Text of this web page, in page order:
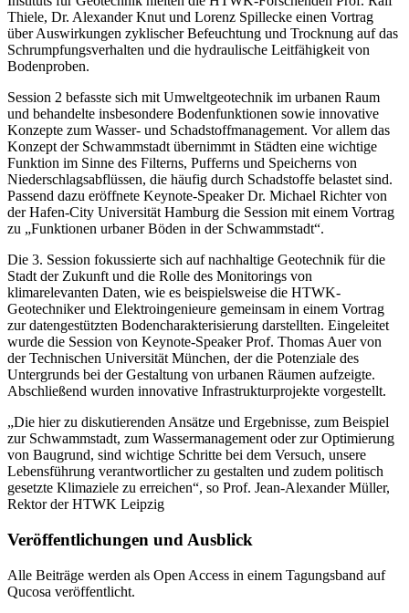
Thiele, Dr. Alexander Knut und Lorenz Spillecke einen Vortrag
über Auswirkungen zyklischer Befeuchtung und Trocknung auf das
Schrumpfungsverhalten und die hydraulische Leitfähigkeit von
Bodenproben.
Session 2 befasste sich mit Umweltgeotechnik im urbanen Raum
und behandelte insbesondere Bodenfunktionen sowie innovative
Konzepte zum Wasser- und Schadstoffmanagement. Vor allem das
Konzept der Schwammstadt übernimmt in Städten eine wichtige
Funktion im Sinne des Filterns, Pufferns und Speicherns von
Niederschlagsabflüssen, die häufig durch Schadstoffe belastet sind.
Passend dazu eröffnete Keynote-Speaker Dr. Michael Richter von
der Hafen-City Universität Hamburg die Session mit einem Vortrag
zu „Funktionen urbaner Böden in der Schwammstadt“.
Die 3. Session fokussierte sich auf nachhaltige Geotechnik für die
Stadt der Zukunft und die Rolle des Monitorings von
klimarelevanten Daten, wie es beispielsweise die HTWK-
Geotechniker und Elektroingenieure gemeinsam in einem Vortrag
zur datengestützten Bodencharakterisierung darstellten. Eingeleitet
wurde die Session von Keynote-Speaker Prof. Thomas Auer von
der Technischen Universität München, der die Potenziale des
Untergrunds bei der Gestaltung von urbanen Räumen aufzeigte.
Abschließend wurden innovative Infrastrukturprojekte vorgestellt.
„Die hier zu diskutierenden Ansätze und Ergebnisse, zum Beispiel
zur Schwammstadt, zum Wassermanagement oder zur Optimierung
von Baugrund, sind wichtige Schritte bei dem Versuch, unsere
Lebensführung verantwortlicher zu gestalten und zudem politisch
gesetzte Klimaziele zu erreichen“, so Prof. Jean-Alexander Müller,
Rektor der HTWK Leipzig
Veröffentlichungen und Ausblick
Alle Beiträge werden als Open Access in einem Tagungsband auf
Qucosa veröffentlicht.